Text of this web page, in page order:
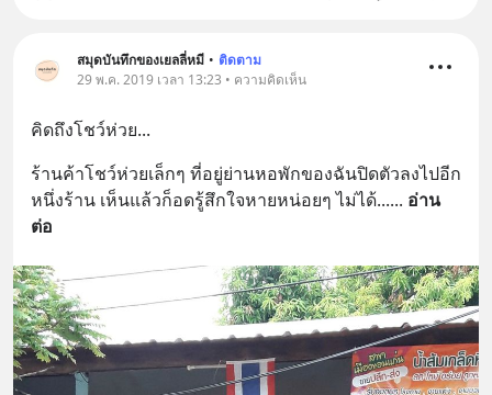
สมุดบันทึกของเยลลี่หมี • ติดตาม
29 พ.ค. 2019 เวลา 13:23 • ความคิดเห็น
คิดถึงโชว์ห่วย...
ร้านค้าโชว์ห่วยเล็กๆ ที่อยู่ย่านหอพักของฉันปิดตัวลงไปอีก
หนึ่งร้าน เห็นแล้วก็อดรู้สึกใจหายหน่อยๆ ไม่ได้...... อ่าน
ต่อ